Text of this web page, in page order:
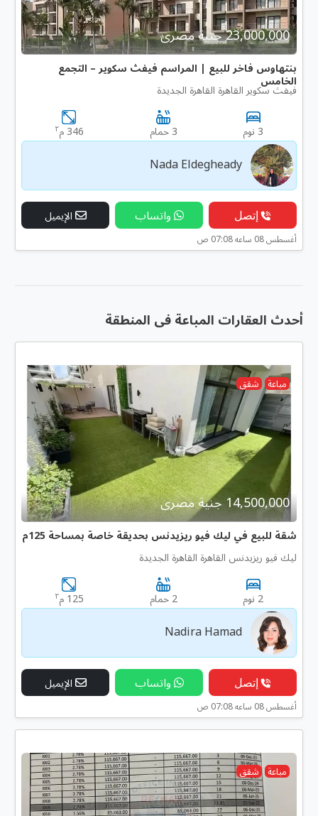
23,000,000 جنية مصرى
بنتهاوس فاخر للبيع | المراسم فيفث سكوير – التجمع
الخامس
فيفث سكوير القاهرة القاهرة الجديدة
3 نوم 3 حمام 346 م ٢
Nada Eldegheady
إتصل واتساب الإيميل
أغسطس 08 ساعه 07:08 ص
أحدث العقارات المباعة فى المنطقة
مباعة شقق
14,500,000 جنية مصرى
شقة للبيع في ليك فيو ريزيدنس بحديقة خاصة بمساحة 125م
ليك فيو ريزيدنس القاهرة القاهرة الجديدة
2 نوم 2 حمام 125 م ٢
Nadira Hamad
إتصل واتساب الإيميل
أغسطس 08 ساعه 07:08 ص
مباعة شقق